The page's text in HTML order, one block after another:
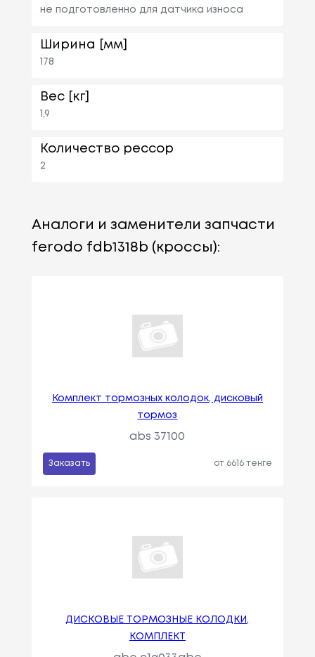
не подготовленно для датчика износа
Ширина [мм]
178
Вес [кг]
1,9
Количество рессор
2
Аналоги и заменители запчасти
ferodo fdb1318b (кроссы):
Комплект тормозных колодок, дисковый
тормоз
abs 37100
Заказать от 6616 тенге
ДИСКОВЫЕ ТОРМОЗНЫЕ КОЛОДКИ,
КОМПЛЕКТ